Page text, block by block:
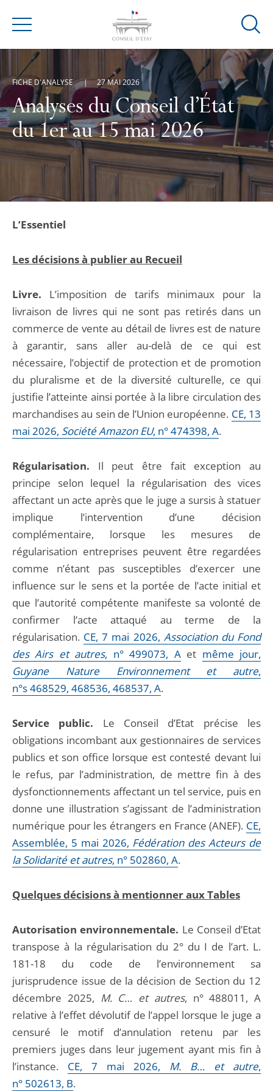
Menu
Ouvrir
de
Analyses du Conseil d’État
du 1er au 15 mai 2026
FICHE D'ANALYSE 27 MAI 2026
L’Essentiel
Les décisions à publier au Recueil
Livre. L’imposition de tarifs minimaux pour la
livraison de livres qui ne sont pas retirés dans un
commerce de vente au détail de livres est de nature
à garantir, sans aller au-delà de ce qui est
nécessaire, l’objectif de protection et de promotion
du pluralisme et de la diversité culturelle, ce qui
justifie l’atteinte ainsi portée à la libre circulation des
marchandises au sein de l’Union européenne. CE, 13
mai 2026, Société Amazon EU, n° 474398, A.
Régularisation. Il peut être fait exception au
principe selon lequel la régularisation des vices
affectant un acte après que le juge a sursis à statuer
implique l’intervention d’une décision
complémentaire, lorsque les mesures de
régularisation entreprises peuvent être regardées
comme n’étant pas susceptibles d’exercer une
influence sur le sens et la portée de l’acte initial et
que l’autorité compétente manifeste sa volonté de
confirmer l’acte attaqué au terme de la
régularisation. CE, 7 mai 2026, Association du Fond
des Airs et autres, n° 499073, Aet même jour,
Guyane Nature Environnement et autre,
n°s 468529, 468536, 468537, A.
Service public. Le Conseil d’Etat précise les
obligations incombant aux gestionnaires de services
publics et son office lorsque est contesté devant lui
le refus, par l’administration, de mettre fin à des
dysfonctionnements affectant un tel service, puis en
donne une illustration s’agissant de l’administration
numérique pour les étrangers en France (ANEF). CE,
Assemblée, 5 mai 2026, Fédération des Acteurs de
la Solidarité et autres, n° 502860, A.
Quelques décisions à mentionner aux Tables
Autorisation environnementale. Le Conseil d’Etat
transpose à la régularisation du 2° du I de l’art. L.
181-18 du code de l’environnement sa
jurisprudence issue de la décision de Section du 12
décembre 2025, M. C… et autres, n° 488011, A
relative à l’effet dévolutif de l’appel lorsque le juge a
censuré le motif d’annulation retenu par les
premiers juges dans leur jugement ayant mis fin à
l’instance. CE, 7 mai 2026, M. B… et autre,
n° 502613, B.